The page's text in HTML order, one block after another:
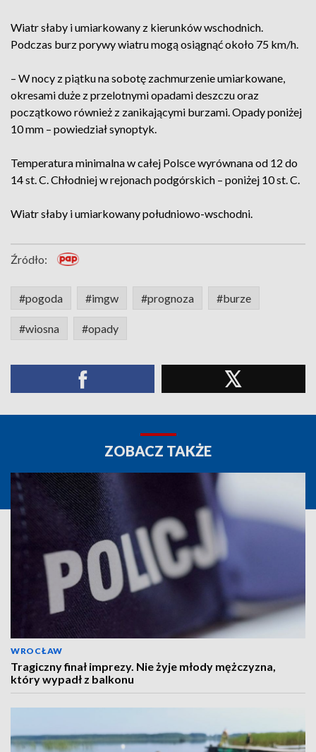
Wiatr słaby i umiarkowany z kierunków wschodnich.
Podczas burz porywy wiatru mogą osiągnąć około 75 km/h.
– W nocy z piątku na sobotę zachmurzenie umiarkowane,
okresami duże z przelotnymi opadami deszczu oraz
początkowo również z zanikającymi burzami. Opady poniżej
10 mm – powiedział synoptyk.
Temperatura minimalna w całej Polsce wyrównana od 12 do
14 st. C. Chłodniej w rejonach podgórskich – poniżej 10 st. C.
Wiatr słaby i umiarkowany południowo-wschodni.
Źródło:
#pogoda #imgw #prognoza #burze
#wiosna #opady
ZOBACZ TAKŻE
WROCŁAW
Tragiczny finał imprezy. Nie żyje młody mężczyzna,
który wypadł z balkonu